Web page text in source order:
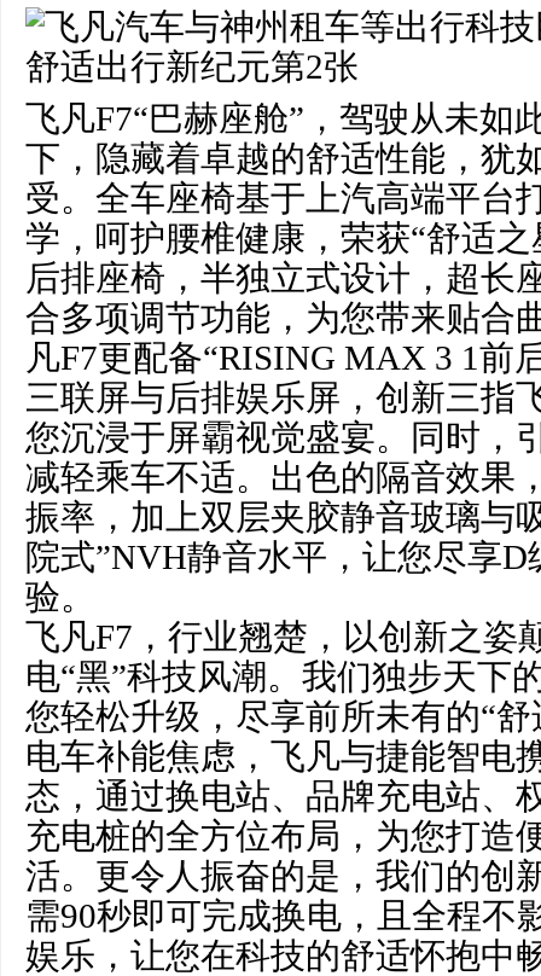
飞凡F7“巴赫座舱”，驾驶从未如
下，隐藏着卓越的舒适性能，犹
受。全车座椅基于上汽高端平台
学，呵护腰椎健康，荣获“舒适
后排座椅，半独立式设计，超长
合多项调节功能，为您带来贴合
凡F7更配备“RISING MAX 3 1前
三联屏与后排娱乐屏，创新三指
您沉浸于屏霸视觉盛宴。同时，
减轻乘车不适。出色的隔音效果
振率，加上双层夹胶静音玻璃与
院式”NVH静音水平，让您尽享
验。
飞凡F7，行业翘楚，以创新之姿
电“黑”科技风潮。我们独步天下
您轻松升级，尽享前所未有的“
电车补能焦虑，飞凡与捷能智电
态，通过换电站、品牌充电站、
充电桩的全方位布局，为您打造
活。更令人振奋的是，我们的创
需90秒即可完成换电，且全程不
娱乐，让您在科技的舒适怀抱中